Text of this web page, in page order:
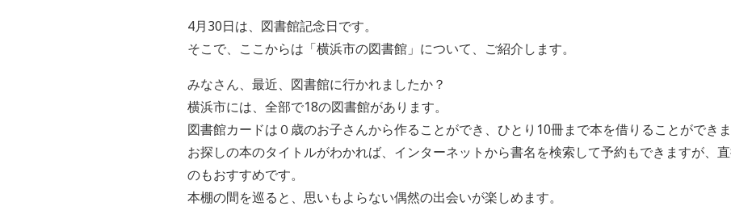
4月30日は、図書館記念日です。
そこで、ここからは「横浜市の図書館」について、ご紹介します。
みなさん、最近、図書館に行かれましたか？
横浜市には、全部で18の図書館があります。
図書館カードは０歳のお子さんから作ることができ、ひとり10冊まで本を借りることができま
お探しの本のタイトルがわかれば、インターネットから書名を検索して予約もできますが、
のもおすすめです。
本棚の間を巡ると、思いもよらない偶然の出会いが楽しめます。